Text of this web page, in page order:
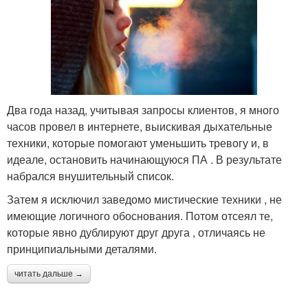
Два года назад, учитывая запросы клиентов, я много
часов провел в интернете, выискивая дыхательные
техники, которые помогают уменьшить тревогу и, в
идеале, остановить начинающуюся ПА . В результате
набрался внушительный список.
Затем я исключил заведомо мистические техники , не
имеющие логичного обоснования. Потом отсеял те,
которые явно дублируют друг друга , отличаясь не
принципиальными деталями.
читать дальше →